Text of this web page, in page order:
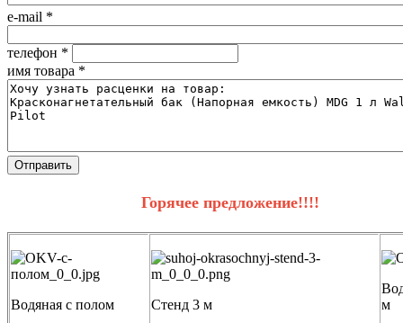
e-mail *
телефон *
имя товара *
Горячее предложение!!!!
Водяная с полом Стенд 3 м
м